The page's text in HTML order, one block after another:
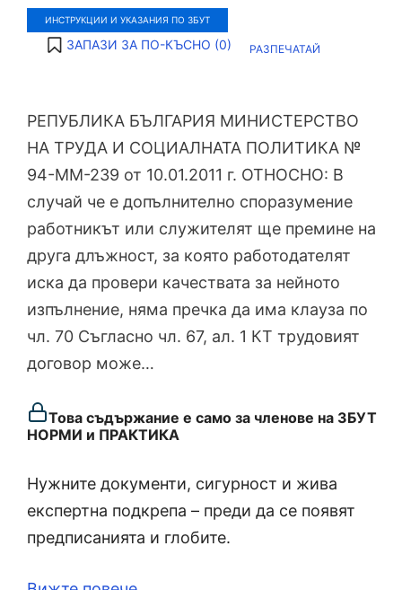
ИНСТРУКЦИИ И УКАЗАНИЯ ПО ЗБУТ
ЗАПАЗИ ЗА ПО-КЪСНО (0) РАЗПЕЧАТАЙ
РЕПУБЛИКА БЪЛГАРИЯ МИНИСТЕРСТВО
НА ТРУДА И СОЦИАЛНАТА ПОЛИТИКА №
94-ММ-239 от 10.01.2011 г. ОТНОСНО: В
случай че е допълнително споразумение
работникът или служителят ще премине на
друга длъжност, за която работодателят
иска да провери качествата за нейното
изпълнение, няма пречка да има клауза по
чл. 70 Съгласно чл. 67, ал. 1 КТ трудовият
договор може…
Това съдържание е само за членове на ЗБУТ
НОРМИ и ПРАКТИКА
Нужните документи, сигурност и жива
експертна подкрепа – преди да се появят
предписанията и глобите.